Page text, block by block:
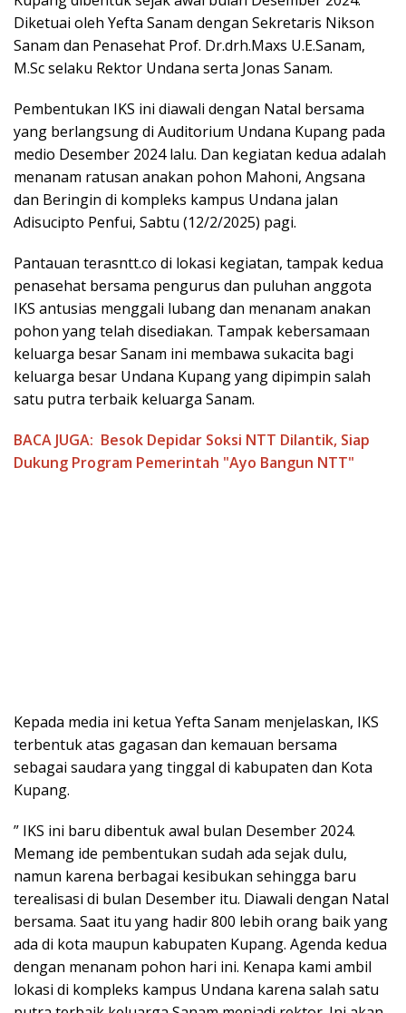
Diketuai oleh Yefta Sanam dengan Sekretaris Nikson
Sanam dan Penasehat Prof. Dr.drh.Maxs U.E.Sanam,
M.Sc selaku Rektor Undana serta Jonas Sanam.
Pembentukan IKS ini diawali dengan Natal bersama
yang berlangsung di Auditorium Undana Kupang pada
medio Desember 2024 lalu. Dan kegiatan kedua adalah
menanam ratusan anakan pohon Mahoni, Angsana
dan Beringin di kompleks kampus Undana jalan
Adisucipto Penfui, Sabtu (12/2/2025) pagi.
Pantauan terasntt.co di lokasi kegiatan, tampak kedua
penasehat bersama pengurus dan puluhan anggota
IKS antusias menggali lubang dan menanam anakan
pohon yang telah disediakan. Tampak kebersamaan
keluarga besar Sanam ini membawa sukacita bagi
keluarga besar Undana Kupang yang dipimpin salah
satu putra terbaik keluarga Sanam.
BACA JUGA: Besok Depidar Soksi NTT Dilantik, Siap
Dukung Program Pemerintah "Ayo Bangun NTT"
Kepada media ini ketua Yefta Sanam menjelaskan, IKS
terbentuk atas gagasan dan kemauan bersama
sebagai saudara yang tinggal di kabupaten dan Kota
Kupang.
” IKS ini baru dibentuk awal bulan Desember 2024.
Memang ide pembentukan sudah ada sejak dulu,
namun karena berbagai kesibukan sehingga baru
terealisasi di bulan Desember itu. Diawali dengan Natal
bersama. Saat itu yang hadir 800 lebih orang baik yang
ada di kota maupun kabupaten Kupang. Agenda kedua
dengan menanam pohon hari ini. Kenapa kami ambil
lokasi di kompleks kampus Undana karena salah satu